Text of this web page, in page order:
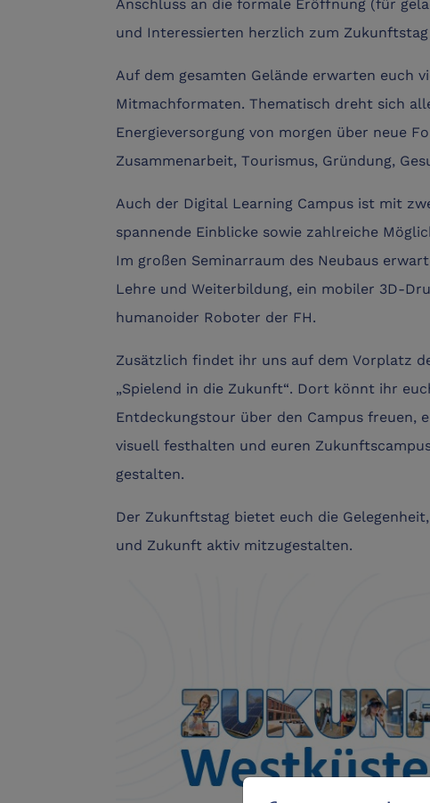
und Interessierten herzlich zum
Auf dem gesamten Gelände erwarten euch
Mitmachformaten. Thematisch dreht sich
Energieversorgung von morgen über neue
Zusammenarbeit, Tourismus, Gründung,
Auch der Digital Learning Campus ist mit
spannende Einblicke sowie zahlreiche
Im großen Seminarraum des Neubaus
Lehre und Weiterbildung, ein mobiler 3D-
humanoider Roboter der FH.
Zusätzlich findet ihr uns auf dem Vorplatz
„Spielend in die Zukunft“. Dort könnt ihr
Entdeckungstour über den Campus freuen,
visuell festhalten und euren
gestalten.
Der Zukunftstag bietet euch die
und Zukunft aktiv mitzugestalten.